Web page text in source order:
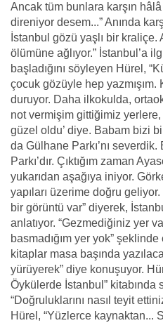
Ancak tüm bunlara karşın
direniyor desem...” Anında
İstanbul gözü yaşlı bir kraliçe.
ölümüne ağlıyor.” İstanbul’a
başladığını söyleyen Hürel,
çocuk gözüyle hep
duruyor. Daha ilkokulda,
not vermişim gittiğimiz
güzel oldu’ diye. Babam bizi
da Gülhane Parkı’nı
Parkı’dır. Çıktığım zaman
yukarıdan aşağıya iniyor.
yapıları üzerime doğru
bir görüntü var” diyerek,
anlatıyor. “Gezmediğiniz yer
basmadığım yer yok”
kitaplar masa başında
yürüyerek” diye konuşuyor.
Öykülerde İstanbul” kitabında
“Doğruluklarını nasıl teyit
Hürel, “Yüzlerce kaynaktan...